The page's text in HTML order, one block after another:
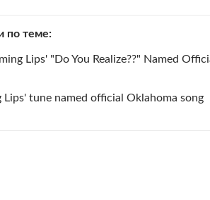
по теме
Lips' "Do You Realize??" Named
Lips' tune named official Oklahoma song